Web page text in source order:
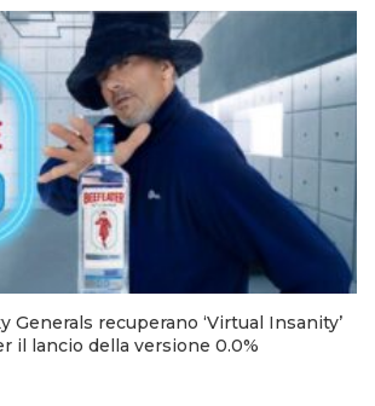
Generals recuperano ‘Virtual Insanity’
il lancio della versione 0.0%